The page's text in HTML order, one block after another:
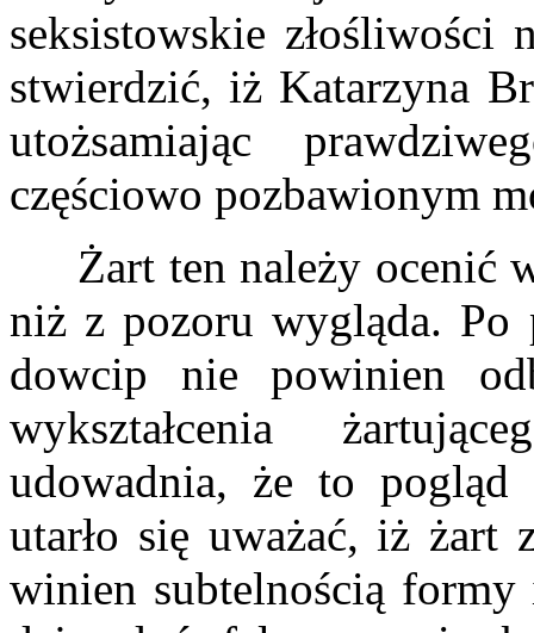
seksistowskie złośliwości
stwierdzić, iż Katarzyna
utożsamiając
częściowo pozbawionym
Żart ten należy ocenić
niż z pozoru wygląda. Po
dowcip nie powinien
wykształcenia
udowadnia, że to pogląd
utarło się uważać, iż żart
winien subtelnością